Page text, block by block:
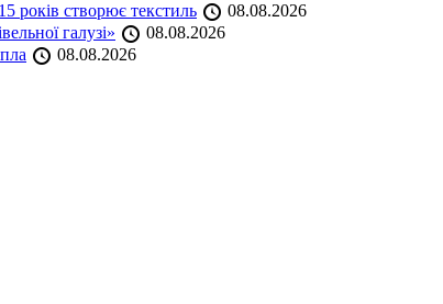
років створює текстиль
08.08.2026
галузі»
08.08.2026
08.08.2026